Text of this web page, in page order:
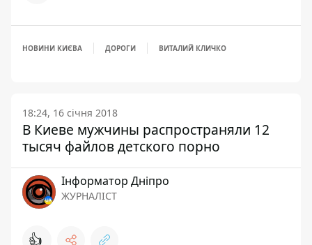
НОВИНИ КИЄВА ДОРОГИ ВИТАЛИЙ КЛИЧКО
18:24, 16 січня 2018
В Киеве мужчины распространяли 12
тысяч файлов детского порно
Інформатор Дніпро
ЖУРНАЛІСТ
👍